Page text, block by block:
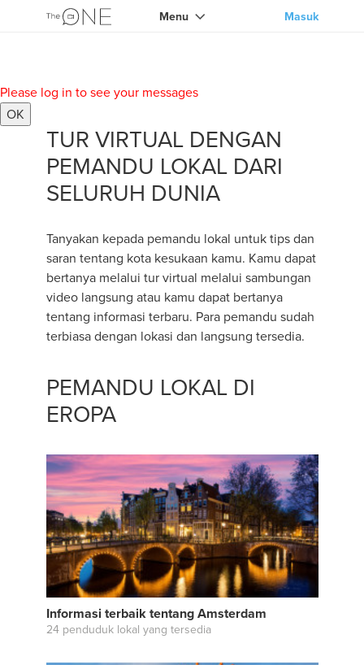
Menu Masuk
Please log in to see your messages
OK
TUR VIRTUAL DENGAN
PEMANDU LOKAL DARI
SELURUH DUNIA
Tanyakan kepada pemandu lokal untuk tips dan
saran tentang kota kesukaan kamu. Kamu dapat
bertanya melalui tur virtual melalui sambungan
video langsung atau kamu dapat bertanya
tentang informasi terbaru. Para pemandu sudah
terbiasa dengan lokasi dan langsung tersedia.
PEMANDU LOKAL DI
EROPA
Informasi terbaik tentang Amsterdam
24 penduduk lokal yang tersedia